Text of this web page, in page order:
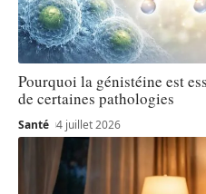
Pourquoi la génistéine est
de certaines pathologies
Santé 4 juillet 2026